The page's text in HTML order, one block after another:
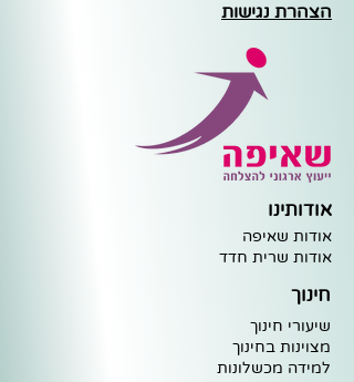
הצהרת נגישות
אודותינו
אודות שאיפה
אודות שרית חדד
חינוך
שיעורי חינוך
מצוינות בחינוך
למידה מכשלונות